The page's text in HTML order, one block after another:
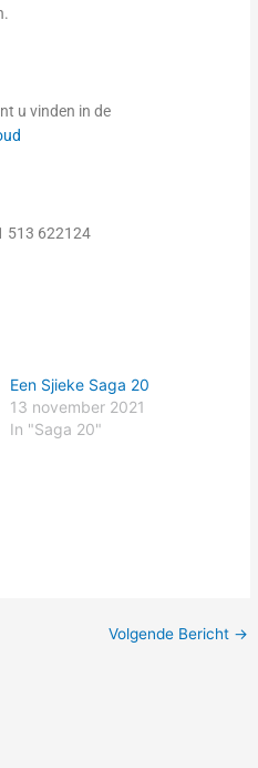
u vinden in de
513 622124
Een Sjieke Saga 20
13 november 2021
In "Saga 20"
Volgende Bericht →